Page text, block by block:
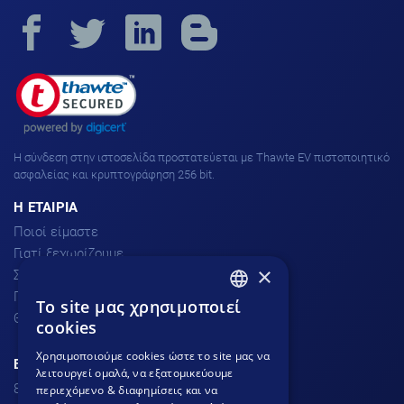
H σύνδεση στην ιστοσελίδα προστατεύεται με Thawte EV πιστοποιητικό
ασφαλείας και κρυπτογράφηση 256 bit.
H ΕΤΑΙΡΙΑ
Ποιοί είμαστε
Γιατί ξεχωρίζουμε
Σχόλια πελατών
Προσφορές
Θέσεις Εργασίας
ΕΞΥΠΗΡΕΤΗΣΗ ΠΕΛΑΤΩΝ
801.300.3520 - 210.953.6767
GREEK
×
To site μας χρησιμοποιεί
cookies
Χρησιμοποιούμε cookies ώστε το site μας να
λειτουργεί ομαλά, να εξατομικεύουμε
περιεχόμενο & διαφημίσεις και να